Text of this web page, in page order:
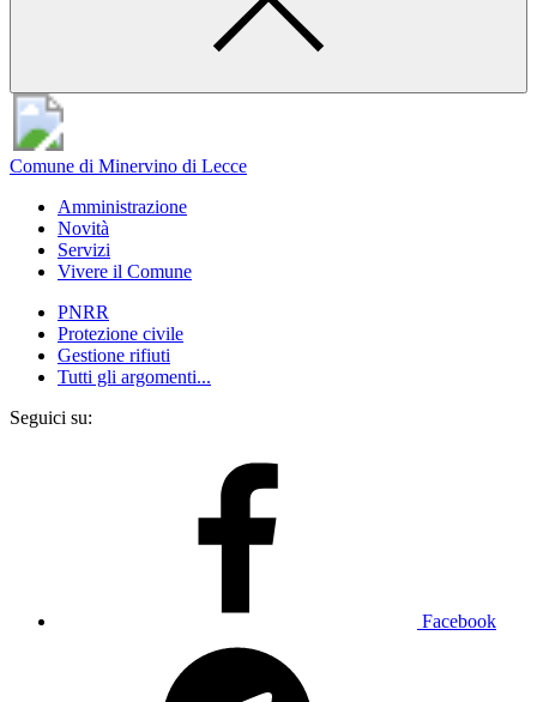
Comune di Minervino di Lecce
Amministrazione
Novità
Servizi
Vivere il Comune
PNRR
Protezione civile
Gestione rifiuti
Tutti gli argomenti...
Seguici su:
Facebook